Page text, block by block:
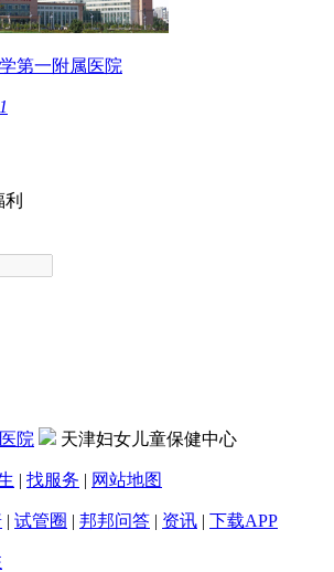
第一附属医院
院 天津妇女儿童保健中心
| 找服务 | 网站地图
| 试管圈 | 邦邦问答 | 资讯 | 下载APP